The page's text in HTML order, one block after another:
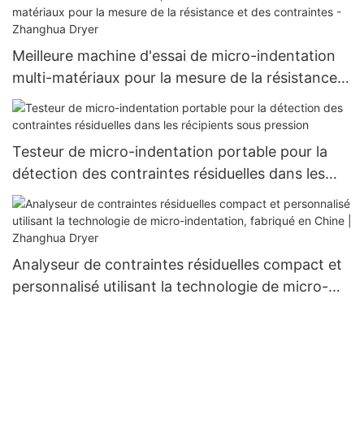
Meilleure machine d'essai de micro-indentation
multi-matériaux pour la mesure de la résistance
et des contraintes - Zhanghua Dryer
Testeur de micro-indentation portable pour la
détection des contraintes résiduelles dans les
récipients sous pression
Analyseur de contraintes résiduelles compact et
personnalisé utilisant la technologie de micro-